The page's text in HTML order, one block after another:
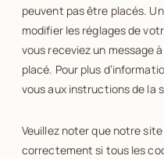
peuvent pas être placés.
modifier les réglages de
vous receviez un message
placé. Pour plus
vous aux instructions de la
Veuillez noter que notre
correctement si tous les